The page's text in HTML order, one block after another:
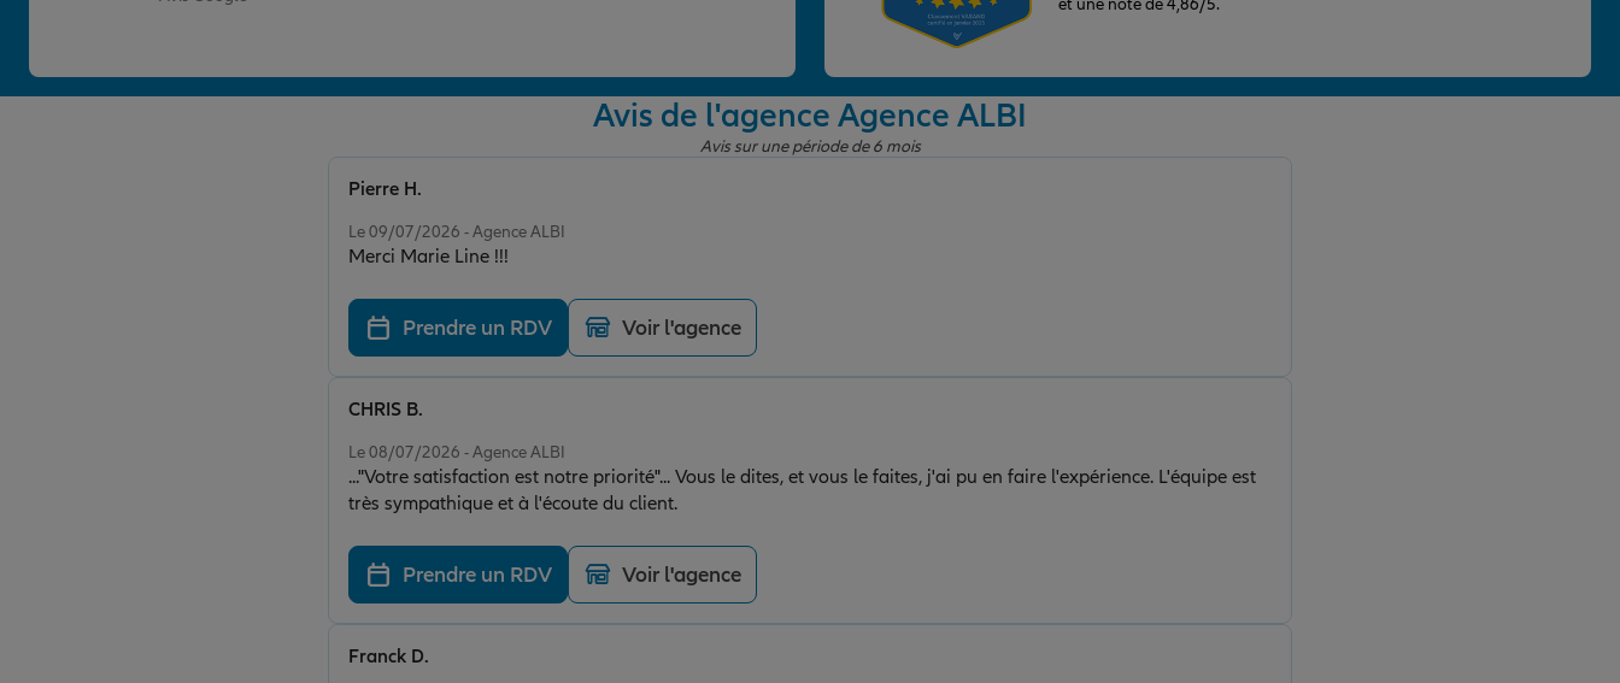
Avis de l'agence Agence ALBI
Avis sur une période de 6 mois
Le 09/07/2026 - Agence ALBI
Merci Marie Line !!!
Pierre H.
Prendre un RDV Voir l'agence
Le 08/07/2026 - Agence ALBI
..."Votre satisfaction est notre priorité"... Vous le dites, et vous le faites, j'ai pu en faire l'expérience. L'équipe est
très sympathique et à l'écoute du client.
CHRIS B.
Prendre un RDV Voir l'agence
Franck D.